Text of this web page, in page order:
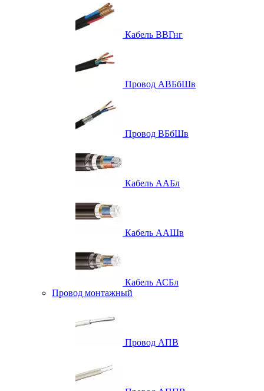
Кабель ВВГнг
Провод АВБбШв
Провод ВБбШв
Кабель ААБл
Кабель ААШв
Кабель АСБл
Провод монтажный
Провод АПВ